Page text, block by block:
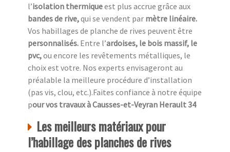
l’isolation thermiqueest plus accrue grâce aux
bandes de rive,qui se vendent par mètre linéaire.
Vos habillages de planche de rives peuvent être
personnalisés. Entre l’ardoises, le bois massif, le
pvc,ou encore les revêtements métalliques, le
choix est votre. Nos experts envisageront au
préalable la meilleure procédure d’installation
(pas vis, clou, etc.).Faites confiance à notre équipe
pour vos travaux à Causses-et-Veyran Herault 34
Les meilleurs matériaux pour
l’habillage des planches de rives